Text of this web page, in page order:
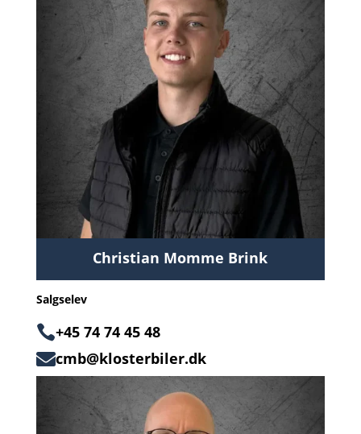
Christian Momme Brink
Salgselev
+45 74 74 45 48
cmb@klosterbiler.dk